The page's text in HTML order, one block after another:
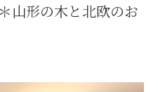
山形の木と北欧のお